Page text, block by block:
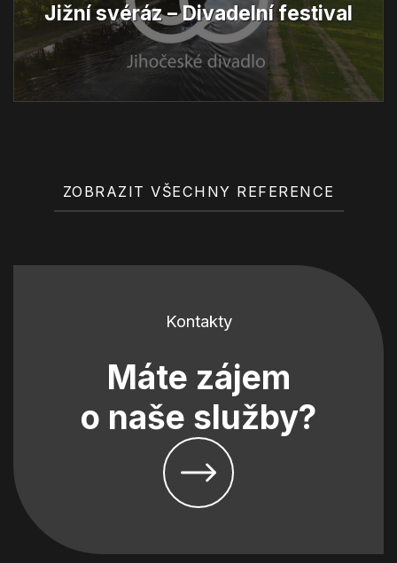
Jižní svéráz – Divadelní festival
ZOBRAZIT VŠECHNY REFERENCE
Kontakty
Máte zájem
o naše služby?